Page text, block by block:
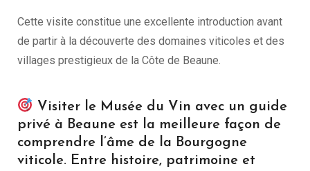
Cette visite constitue une excellente introduction avant
de partir à la découverte des domaines viticoles et des
villages prestigieux de la Côte de Beaune.
Visiter le Musée du Vin avec un guide
privé à Beaune est la meilleure façon de
comprendre l’âme de la Bourgogne
viticole. Entre histoire, patrimoine et